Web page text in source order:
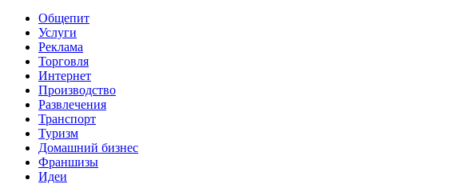
Общепит
Услуги
Реклама
Торговля
Интернет
Производство
Развлечения
Транспорт
Туризм
Домашний бизнес
Франшизы
Идеи